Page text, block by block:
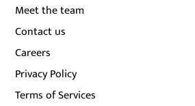
Meet the team
Contact us
Careers
Privacy Policy
Terms of Services